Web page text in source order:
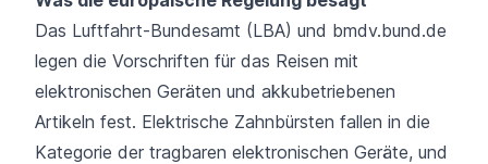
Das Luftfahrt-Bundesamt (LBA) und bmdv.bund.de
legen die Vorschriften für das Reisen mit
elektronischen Geräten und akkubetriebenen
Artikeln fest. Elektrische Zahnbürsten fallen in die
Kategorie der tragbaren elektronischen Geräte, und